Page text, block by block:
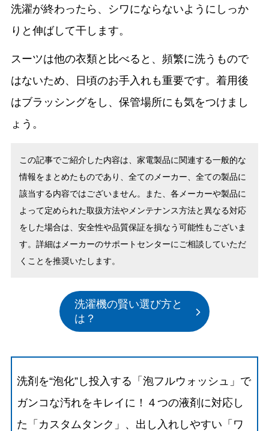
洗濯が終わったら、シワにならないようにしっか
りと伸ばして干します。
スーツは他の衣類と比べると、頻繁に洗うもので
はないため、日頃のお手入れも重要です。着用後
はブラッシングをし、保管場所にも気をつけまし
ょう。
この記事でご紹介した内容は、家電製品に関連する一般的な
情報をまとめたものであり、全てのメーカー、全ての製品に
該当する内容ではございません。また、各メーカーや製品に
よって定められた取扱方法やメンテナンス方法と異なる対応
をした場合は、安全性や品質保証を損なう可能性もございま
す。詳細はメーカーのサポートセンターにご相談していただ
くことを推奨いたします。
洗濯機の賢い選び方と
は？
洗剤を“泡化”し投入する「泡フルウォッシュ」で
ガンコな汚れをキレイに！４つの液剤に対応し
た「カスタムタンク」、出し入れしやすい「ワ